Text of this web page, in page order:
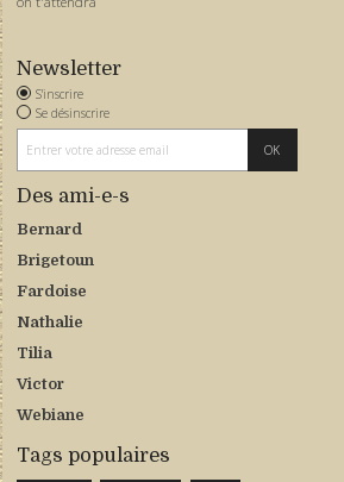
Newsletter
S'inscrire
Se désinscrire
Des ami-e-s
Bernard
Brigetoun
Fardoise
Nathalie
Tilia
Victor
Webiane
Tags populaires